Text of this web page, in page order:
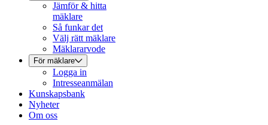
Jämför & hitta
mäklare
Så funkar det
Välj rätt mäklare
Mäklararvode
För mäklare
Logga in
Intresseanmälan
Kunskapsbank
Nyheter
Om oss